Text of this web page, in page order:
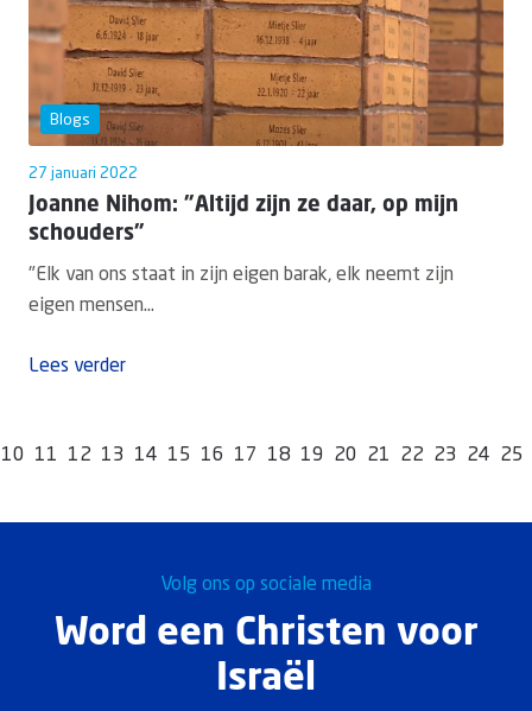
Blogs
27 januari 2022
Joanne Nihom: "Altijd zijn ze daar, op mijn
schouders"
"Elk van ons staat in zijn eigen barak, elk neemt zijn
eigen mensen...
Lees verder
10 11 12 13 14 15 16 17 18 19 20 21 22 23 24 25
Volg ons op sociale media
Word een Christen voor
Israël